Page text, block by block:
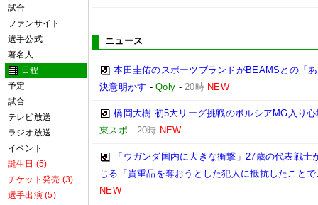
試合
ファンサイト
選手公式
著名人
日程
予定
試合
テレビ放送
ラジオ放送
イベント
誕生日 (5)
チケット発売 (3)
選手出演 (5)
ニュース
本田圭佑のスポーツブランドがBEAMSとの「
決意明かす -Qoly -20時 NEW
橋岡大樹 初5大リーグ挑戦のボルシアMG入り
東スポ- 20時 NEW
「ウガンダ国内に大きな衝撃」27歳の代表戦
じる「貴重品を奪おうとした犯人に抵抗したこと
NEW